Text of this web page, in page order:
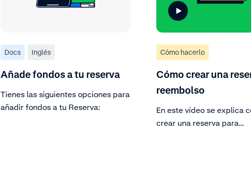
Docs Inglés
Añade fondos a tu reserva
Tienes las siguientes opciones para
añadir fondos a tu Reserva:
Cómo hacerlo
Cómo crear una
reembolso
En este vídeo se explica
crear una reserva para